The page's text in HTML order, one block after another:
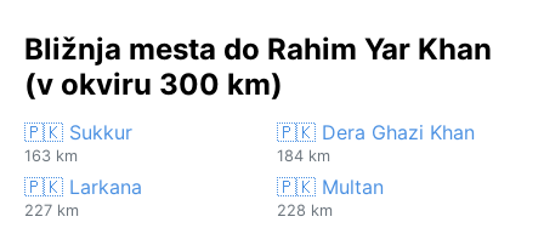
Bližnja mesta do Rahim Yar Khan
(v okviru 300 km)
🇵🇰 Sukkur
163 km
🇵🇰 Dera Ghazi Khan
184 km
🇵🇰 Larkana
227 km
🇵🇰 Multan
228 km